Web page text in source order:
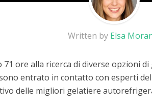
Written by Elsa
71 ore alla ricerca di diverse opzioni
entrato in contatto con esperti
delle migliori gelatiere